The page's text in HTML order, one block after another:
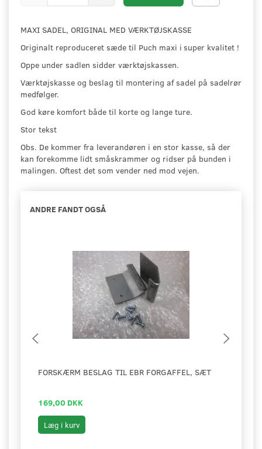
MAXI SADEL, ORIGINAL MED VÆRKTØJSKASSE
Originalt reproduceret sæde til Puch maxi i super kvalitet !
Oppe under sadlen sidder værktøjskassen.
Værktøjskasse og beslag til montering af sadel på sadelrør
medfølger.
God køre komfort både til korte og lange ture.
Stor tekst
Obs. De kommer fra leverandøren i en stor kasse, så der
kan forekomme lidt småskrammer og ridser på bunden i
malingen. Oftest det som vender ned mod vejen.
ANDRE FANDT OGSÅ
FORSKÆRM BESLAG TIL EBR FORGAFFEL, SÆT
169,00 DKK
Læg i kurv